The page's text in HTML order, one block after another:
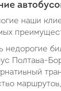
наши
недорогие
Полтава-